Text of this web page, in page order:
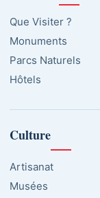
Que Visiter ?
Monuments
Parcs Naturels
Hôtels
Culture
Artisanat
Musées